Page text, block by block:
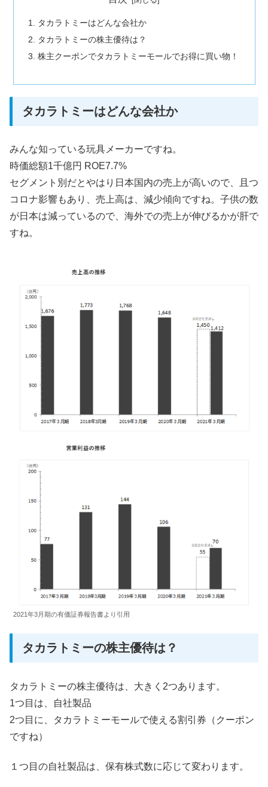
タカラトミーはどんな会社か
タカラトミーの株主優待は？
株主クーポンでタカラトミーモールでお得に買い物！
タカラトミーはどんな会社か
みんな知っている玩具メーカーですね。
時価総額1千億円 ROE7.7%
セグメント別だとやはり日本国内の売上が高いので、且つ
コロナ影響もあり、売上高は、減少傾向ですね。子供の数
が日本は減っているので、海外での売上が伸びるかが肝で
すね。
2021年3月期の有価証券報告書より引用
タカラトミーの株主優待は？
タカラトミーの株主優待は、大きく2つあります。
1つ目は、自社製品
2つ目に、タカラトミーモールで使える割引券（クーポン
ですね）
１つ目の自社製品は、保有株式数に応じて変わります。